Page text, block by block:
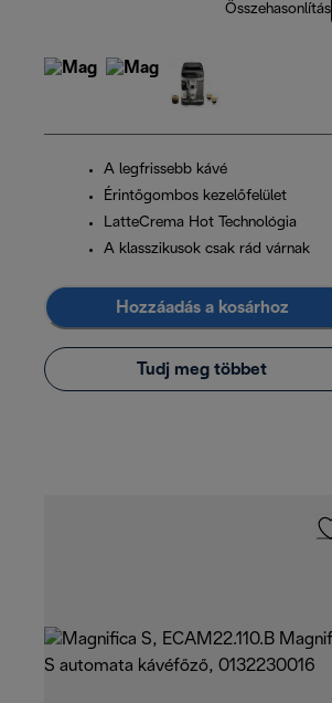
Összehasonlítás
A legfrissebb kávé
Érintőgombos kezelőfelület
LatteCrema Hot Technológia
A klasszikusok csak rád várnak
Hozzáadás a kosárhoz
Tudj meg többet